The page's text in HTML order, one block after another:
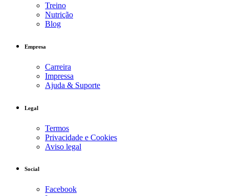
Treino
Nutrição
Blog
Empresa
Carreira
Impressa
Ajuda & Suporte
Legal
Termos
Privacidade e Cookies
Aviso legal
Social
Facebook